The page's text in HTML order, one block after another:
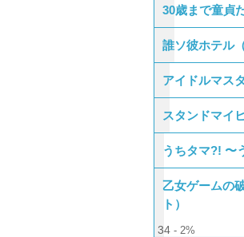
30歳まで童貞
誰ソ彼ホテル
アイドルマス
スタンドマイ
うちタマ?! 〜
乙女ゲームの
ト）
34 2%